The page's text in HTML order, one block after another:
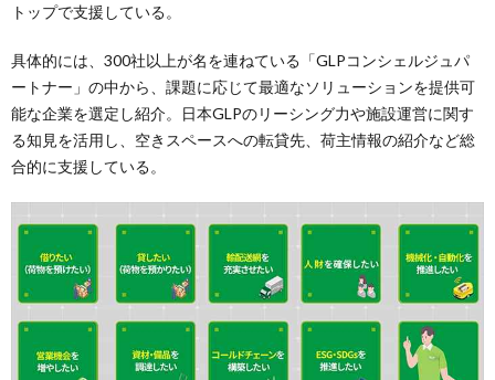
トップで支援している。
具体的には、300社以上が名を連ねている「GLPコンシェルジュパ
ートナー」の中から、課題に応じて最適なソリューションを提供可
能な企業を選定し紹介。日本GLPのリーシング力や施設運営に関す
る知見を活用し、空きスペースへの転貸先、荷主情報の紹介など総
合的に支援している。